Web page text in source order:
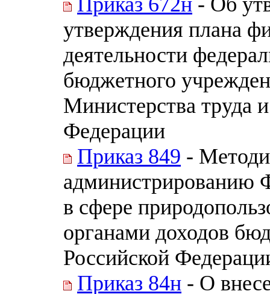
утверждения плана
деятельности
бюджетного
Министерства труда
Федерации
Приказ 849 -
администрированию
в сфере
органами доходов
Российской
Приказ 84н - О